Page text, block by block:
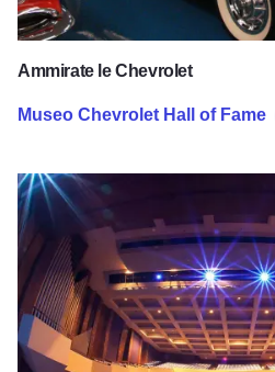
Ammirate le Chevrolet
Museo Chevrolet Hall of Fame
Centro per le Belle Arti di Kirkland